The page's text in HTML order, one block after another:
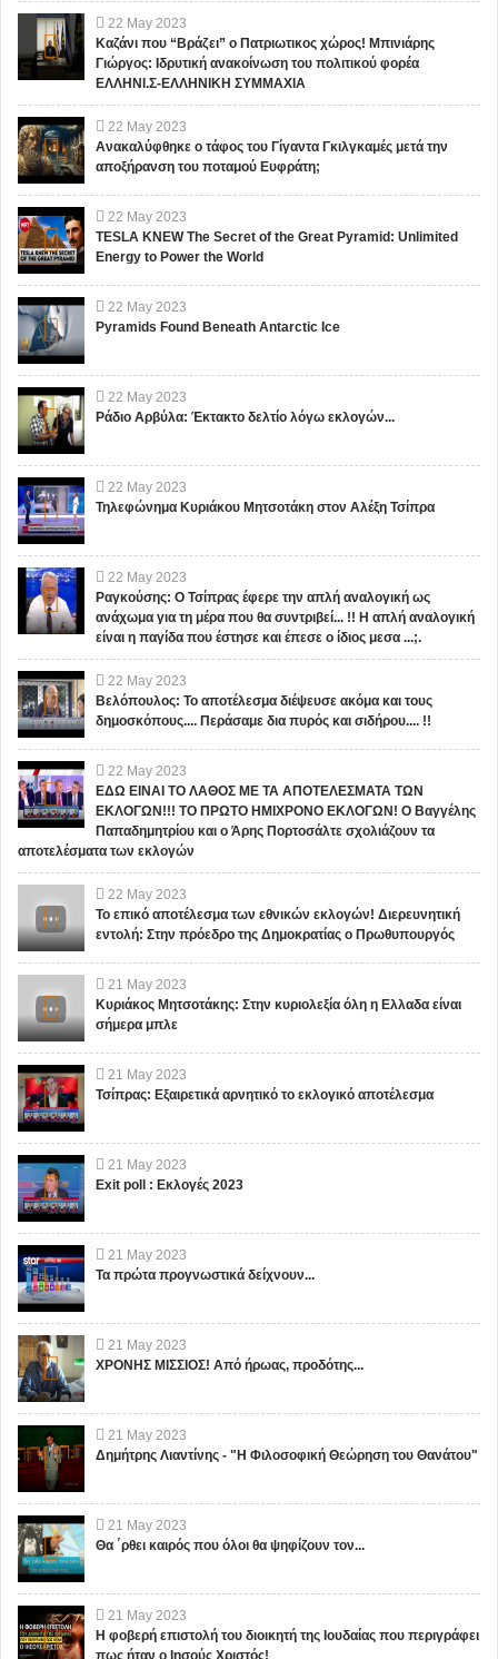
22 May 2023
Καζάνι που “Βράζει” ο Πατριωτικος χώρος! Μπινιάρης
Γιώργος: Ιδρυτική ανακοίνωση του πολιτικού φορέα
ΕΛΛΗΝΙ.Σ-ΕΛΛΗΝΙΚΗ ΣΥΜΜΑΧΙΑ
22 May 2023
Ανακαλύφθηκε ο τάφος του Γίγαντα Γκιλγκαμές μετά την
αποξήρανση του ποταμού Ευφράτη;
22 May 2023
TESLA KNEW The Secret of the Great Pyramid: Unlimited
Energy to Power the World
22 May 2023
Pyramids Found Beneath Antarctic Ice
22 May 2023
Ράδιο Αρβύλα: Έκτακτο δελτίο λόγω εκλογών...
22 May 2023
Τηλεφώνημα Κυριάκου Μητσοτάκη στον Αλέξη Τσίπρα
22 May 2023
Ραγκούσης: Ο Τσίπρας έφερε την απλή αναλογική ως
ανάχωμα για τη μέρα που θα συντριβεί... !! Η απλή αναλογική
είναι η παγίδα που έστησε και έπεσε ο ίδιος μεσα ...;.
22 May 2023
Βελόπουλος: Το αποτέλεσμα διέψευσε ακόμα και τους
δημοσκόπους.... Περάσαμε δια πυρός και σιδήρου.... !!
22 May 2023
ΕΔΩ ΕΙΝΑΙ ΤΟ ΛΑΘΟΣ ΜΕ ΤΑ ΑΠΟΤΕΛΕΣΜΑΤΑ ΤΩΝ
ΕΚΛΟΓΩΝ!!! ΤΟ ΠΡΩΤΟ ΗΜΙΧΡΟΝΟ ΕΚΛΟΓΩΝ! Ο Βαγγέλης
Παπαδημητρίου και ο Άρης Πορτοσάλτε σχολιάζουν τα
αποτελέσματα των εκλογών
22 May 2023
Το επικό αποτέλεσμα των εθνικών εκλογών! Διερευνητική
εντολή: Στην πρόεδρο της Δημοκρατίας ο Πρωθυπουργός
21 May 2023
Κυριάκος Μητσοτάκης: Στην κυριολεξία όλη η Ελλαδα είναι
σήμερα μπλε
21 May 2023
Τσίπρας: Εξαιρετικά αρνητικό το εκλογικό αποτέλεσμα
21 May 2023
Exit poll : Εκλογές 2023
21 May 2023
Τα πρώτα προγνωστικά δείχνουν...
21 May 2023
ΧΡΟΝΗΣ ΜΙΣΣΙΟΣ! Από ήρωας, προδότης...
21 May 2023
Δημήτρης Λιαντίνης - "Η Φιλοσοφική Θεώρηση του Θανάτου"
21 May 2023
Θα ΄ρθει καιρός που όλοι θα ψηφίζουν τον...
21 May 2023
Η φοβερή επιστολή του διοικητή της Ιουδαίας που περιγράφει